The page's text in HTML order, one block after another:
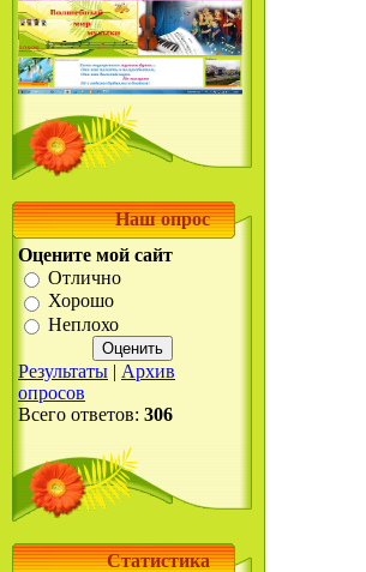
Наш опрос
Оцените мой сайт
Отлично
Хорошо
Неплохо
Результаты | Архив
опросов
Всего ответов: 306
Статистика